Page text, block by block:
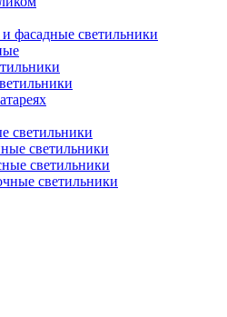
фасадные светильники
светильники
светильники
светильники
светильники